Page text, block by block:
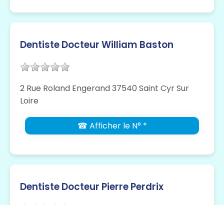
Dentiste Docteur William Baston
2 Rue Roland Engerand 37540 Saint Cyr Sur
Loire
☎ Afficher le N° *
Dentiste Docteur Pierre Perdrix